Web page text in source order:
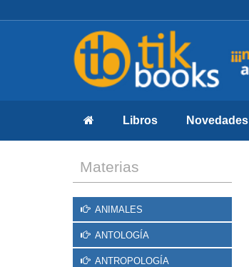
Libros Novedades
Materias
ANIMALES
ANTOLOGÍA
ANTROPOLOGÍA